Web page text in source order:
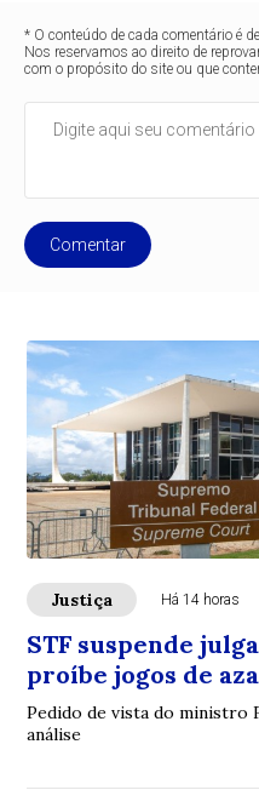
* O conteúdo de cada comentário é
Nos reservamos ao direito de
com o propósito do site ou que
Comentar
Justiça Há 14 horas
STF suspende
proíbe jogos de
Pedido de vista do ministro
análise